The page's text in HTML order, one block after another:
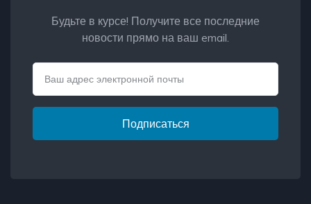
Будьте в курсе! Получите все последние
новости прямо на ваш email.
Подписаться